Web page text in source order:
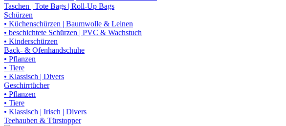
Taschen | Tote Bags | Roll-Up Bags
Schürzen
• Küchenschürzen | Baumwolle & Leinen
• beschichtete Schürzen | PVC & Wachstuch
• Kinderschürzen
Back- & Ofenhandschuhe
• Pflanzen
• Tiere
• Klassisch | Divers
Geschirrtücher
• Pflanzen
• Tiere
• Klassisch | Irisch | Divers
Teehauben & Türstopper